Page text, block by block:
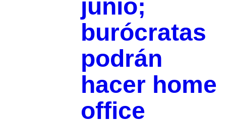
junio;
burócratas
podrán
hacer home
office